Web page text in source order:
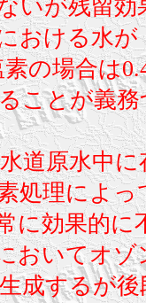
いが残留効
おける水が
の場合は
ことが義
道原水中に
処理によっ
に効果的に
おいてオゾ
成するが